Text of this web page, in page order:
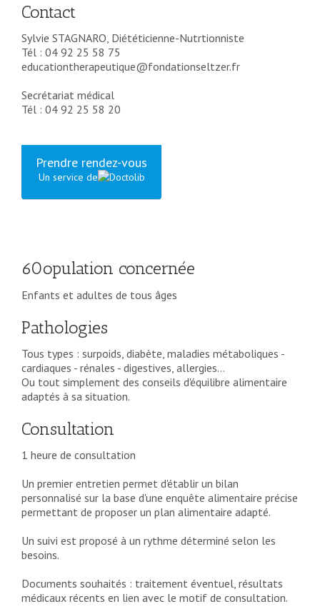
Contact
Sylvie STAGNARO, Diététicienne-Nutrtionniste
Tél : 04 92 25 58 75
educationtherapeutique@fondationseltzer.fr
Secrétariat médical
Tél : 04 92 25 58 20
Prendre rendez-vous
Un service de
60opulation concernée
Enfants et adultes de tous âges
Pathologies
Tous types : surpoids, diabète, maladies métaboliques -
cardiaques - rénales - digestives, allergies...
Ou tout simplement des conseils d'équilibre alimentaire
adaptés à sa situation.
Consultation
1 heure de consultation
Un premier entretien permet d'établir un bilan
personnalisé sur la base d'une enquête alimentaire précise
permettant de proposer un plan alimentaire adapté.
Un suivi est proposé à un rythme déterminé selon les
besoins.
Documents souhaités : traitement éventuel, résultats
médicaux récents en lien avec le motif de consultation.